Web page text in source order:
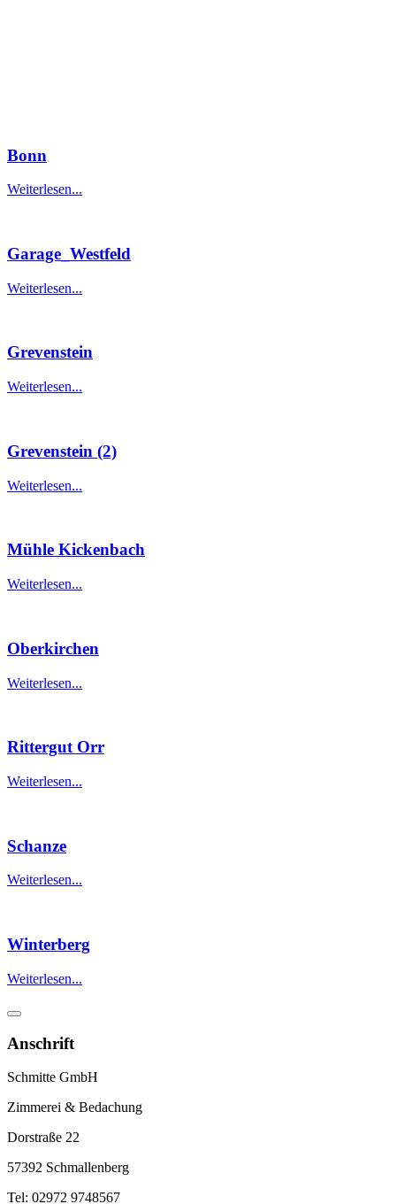
Bonn
Weiterlesen...
Garage_Westfeld
Weiterlesen...
Grevenstein
Weiterlesen...
Grevenstein (2)
Weiterlesen...
Mühle Kickenbach
Weiterlesen...
Oberkirchen
Weiterlesen...
Rittergut Orr
Weiterlesen...
Schanze
Weiterlesen...
Winterberg
Weiterlesen...
Anschrift
Schmitte GmbH
Zimmerei & Bedachung
Dorstraße 22
57392 Schmallenberg
Tel: 02972 9748567